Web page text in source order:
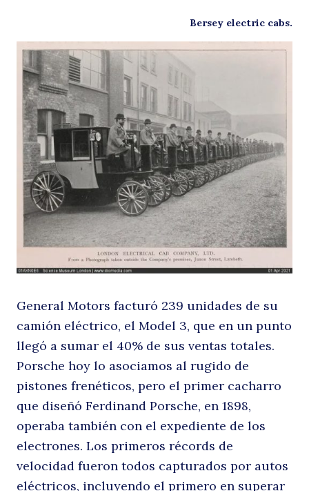
Bersey electric cabs.
General Motors facturó 239 unidades de su
camión eléctrico, el Model 3, que en un punto
llegó a sumar el 40% de sus ventas totales.
Porsche hoy lo asociamos al rugido de
pistones frenéticos, pero el primer cacharro
que diseñó Ferdinand Porsche, en 1898,
operaba también con el expediente de los
electrones. Los primeros récords de
velocidad fueron todos capturados por autos
eléctricos, incluyendo el primero en superar